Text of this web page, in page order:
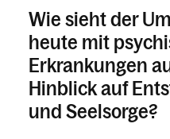
Wie sieht der
heute mit
Erkrankungen
Hinblick auf
und Seelsorge?